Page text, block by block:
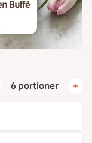
6 portioner